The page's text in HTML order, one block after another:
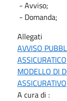
- Avviso;
- Domanda;
Allegati
AVVISO
ASSICURATICO
MODELLO DI
ASSICURATIVO
A cura di :